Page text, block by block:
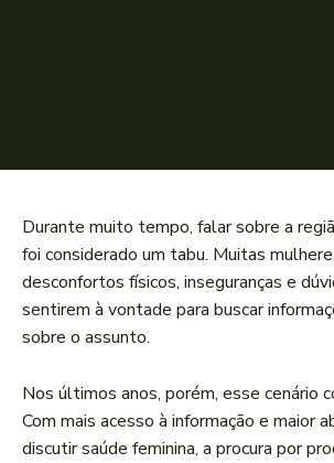
Durante muito tempo, falar sobre a
foi considerado um tabu. Muitas
desconfortos físicos, inseguranças e
sentirem à vontade para buscar
sobre o assunto.
Nos últimos anos, porém, esse cenário
Com mais acesso à informação e maior
discutir saúde feminina, a procura por